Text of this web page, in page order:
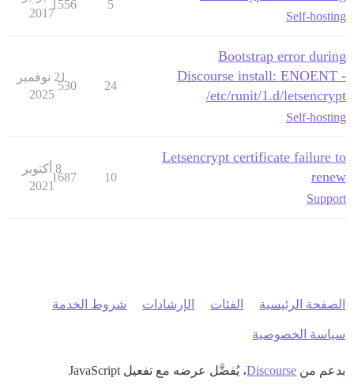
Self-hosting
5
1556
2017
Bootstrap error during
Discourse install: ENOENT -
/etc/runit/1.d/letsencrypt
Self-hosting
24
530
21 نوفمبر
2025
Letsencrypt certificate failure to
renew
Support
10
1687
8 أكتوبر
2021
الصفحة الرئيسية الفئات الإرشادات شروط الخدمة
سياسة الخصوصية
بدعم من Discourse، يُفضَّل عرضه مع تفعيل JavaScript